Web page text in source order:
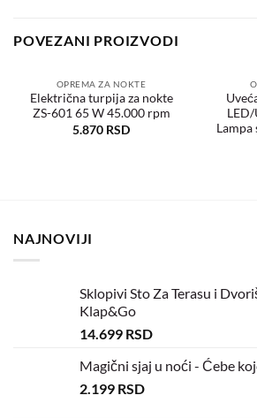
POVEZANI PROIZVODI
Dodaj
OPREMA ZA NOKTE
Električna turpija za nokte
ZS-601 65 W 45.000 rpm
5.870 RSD
Lampa
NAJNOVIJI
Sklopivi Sto Za Terasu i
Klap&Go
14.699 RSD
Magični sjaj u noći - Ćebe
2.199 RSD